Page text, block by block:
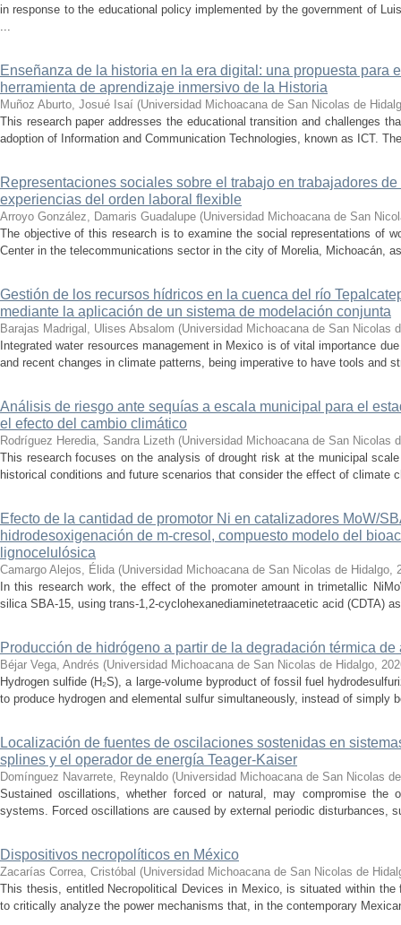
in response to the educational policy implemented by the government of
...
Enseñanza de la historia en la era digital: una propuesta para
herramienta de aprendizaje inmersivo de la Historia
Muñoz Aburto, Josué Isaí (Universidad Michoacana de San Nicolas de
This research paper addresses the educational transition and challenges
adoption of Information and Communication Technologies, known as ICT.
Representaciones sociales sobre el trabajo en trabajadores
experiencias del orden laboral flexible
Arroyo González, Damaris Guadalupe (Universidad Michoacana de San
The objective of this research is to examine the social representations of
Center in the telecommunications sector in the city of Morelia, Michoacán,
Gestión de los recursos hídricos en la cuenca del río
mediante la aplicación de un sistema de modelación conjunta
Barajas Madrigal, Ulises Absalom (Universidad Michoacana de San Nicolas
Integrated water resources management in Mexico is of vital importance
and recent changes in climate patterns, being imperative to have tools and
Análisis de riesgo ante sequías a escala municipal para el
el efecto del cambio climático
Rodríguez Heredia, Sandra Lizeth (Universidad Michoacana de San Nicolas
This research focuses on the analysis of drought risk at the municipal
historical conditions and future scenarios that consider the effect of climate
Efecto de la cantidad de promotor Ni en catalizadores MoW/
hidrodesoxigenación de m-cresol, compuesto modelo del
lignocelulósica
Camargo Alejos, Élida (Universidad Michoacana de San Nicolas de Hidalgo,
In this research work, the effect of the promoter amount in trimetallic
silica SBA-15, using trans-1,2-cyclohexanediaminetetraacetic acid (CDTA)
Producción de hidrógeno a partir de la degradación térmica
Béjar Vega, Andrés (Universidad Michoacana de San Nicolas de Hidalgo,
Hydrogen sulfide (H₂S), a large-volume byproduct of fossil fuel
to produce hydrogen and elemental sulfur simultaneously, instead of simply
Localización de fuentes de oscilaciones sostenidas en
splines y el operador de energía Teager-Kaiser
Domínguez Navarrete, Reynaldo (Universidad Michoacana de San Nicolas
Sustained oscillations, whether forced or natural, may compromise the
systems. Forced oscillations are caused by external periodic disturbances,
Dispositivos necropolíticos en México
Zacarías Correa, Cristóbal (Universidad Michoacana de San Nicolas de
This thesis, entitled Necropolitical Devices in Mexico, is situated within
to critically analyze the power mechanisms that, in the contemporary